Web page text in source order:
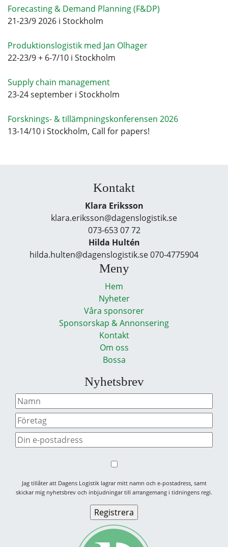
Forecasting & Demand Planning (F&DP)
21-23/9 2026 i Stockholm
Produktionslogistik med Jan Olhager
22-23/9 + 6-7/10 i Stockholm
Supply chain management
23-24 september i Stockholm
Forsknings- & tillämpningskonferensen 2026
13-14/10 i Stockholm, Call for papers!
Kontakt
Klara Eriksson
klara.eriksson@dagenslogistik.se
073-653 07 72
Hilda Hultén
hilda.hulten@dagenslogistik.se 070-4775904
Meny
Hem
Nyheter
Våra sponsorer
Sponsorskap & Annonsering
Kontakt
Om oss
Bossa
Nyhetsbrev
Jag tillåter att Dagens Logistik lagrar mitt namn och e-postadress, samt
skickar mig nyhetsbrev och inbjudningar till arrangemang i tidningens regi.